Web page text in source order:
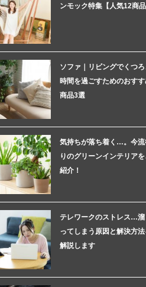
ンモック特集【人気12商品
ソファ｜リビングでくつ
時間を過ごすためのおす
商品3選
気持ちが落ち着く…。今流
りのグリーンインテリア
紹介！
テレワークのストレス…溜
ってしまう原因と解決方
解説します